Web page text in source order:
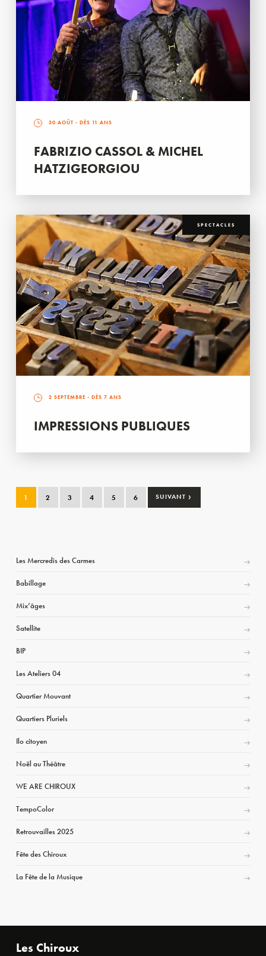
30 AOÛT - DÈS 11 ANS
FABRIZIO CASSOL & MICHEL
HATZIGEORGIOU
SPECTACLES
2 SEPTEMBRE - DÈS 7 ANS
IMPRESSIONS PUBLIQUES
1 2 3 4 5 6 SUIVANT ›
Les Mercredis des Carmes
Babillage
Mix’âges
Satellite
BIP
Les Ateliers 04
Quartier Mouvant
Quartiers Pluriels
Ilo citoyen
Noël au Théâtre
WE ARE CHIROUX
TempoColor
Retrouvailles 2025
Fête des Chiroux
La Fête de la Musique
Les Chiroux